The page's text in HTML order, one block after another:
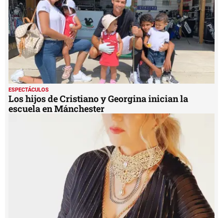
ESPECTÁCULOS
Los hijos de Cristiano y Georgina inician la
escuela en Mánchester